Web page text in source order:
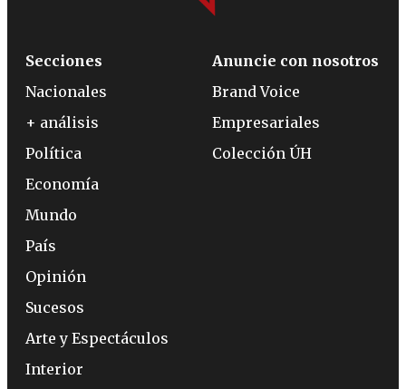
Secciones
Nacionales
+ análisis
Política
Economía
Mundo
País
Opinión
Sucesos
Arte y Espectáculos
Interior
Anuncie con nosotros
Brand Voice
Empresariales
Colección ÚH